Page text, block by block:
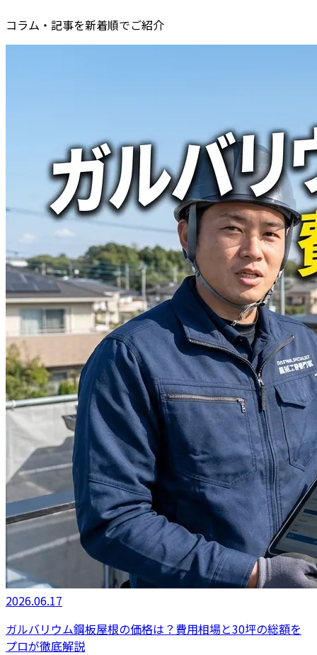
コラム・記事を新着順でご紹介
2026.06.17
ガルバリウム鋼板屋根の価格は？費用相場と30坪の総額を
プロが徹底解説